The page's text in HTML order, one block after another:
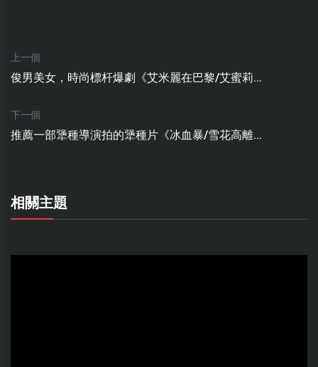
上一個
俊男美女，時尚標杆爆劇《艾米麗在巴黎/艾蜜莉...
下一個
推薦一部犟種導演拍的犟種片《冰血暴/雪花高離...
相關主題